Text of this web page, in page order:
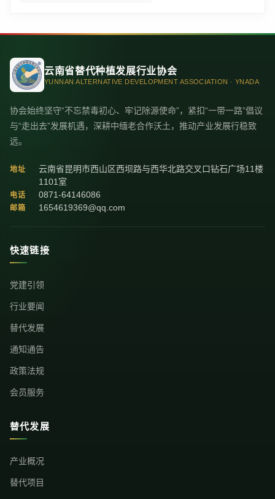
云南省替代种植发展行业协会
YUNNAN ALTERNATIVE DEVELOPMENT ASSOCIATION · YNADA
协会始终坚守“不忘禁毒初心、牢记除源使命”，紧扣“一带一路”倡议
与“走出去”发展机遇，深耕中缅老合作沃土，推动产业发展行稳致
远。
地址
云南省昆明市西山区西坝路与西华北路交叉口钻石广场11楼
1101室
电话 0871-64146086
邮箱 1654619369@qq.com
快速链接
党建引领
行业要闻
替代发展
通知通告
政策法规
会员服务
替代发展
产业概况
替代项目